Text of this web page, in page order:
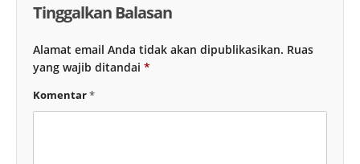
Tinggalkan Balasan
Alamat email Anda tidak akan dipublikasikan. Ruas
yang wajib ditandai *
Komentar*